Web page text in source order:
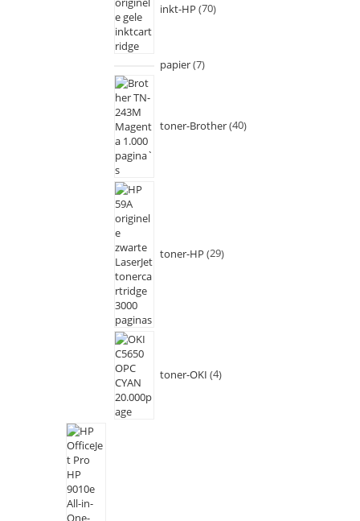
inkt-HP 70
papier 7
toner-Brother 40
toner-HP 29
toner-OKI 4